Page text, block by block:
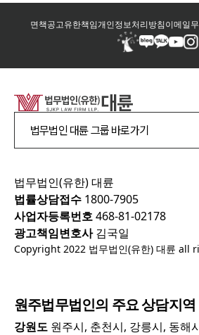
면책공고유한책임개인정보처리방침이메일
법무법인 대륜 그룹 바로가기
법무법인(유한) 대륜
법률상담접수 1800-7905
사업자등록번호468-81-02178
광고책임변호사김국일
Copyright 2022 법무법인(유한) 대륜 all
원주법무법인의 주요 상담지역
강원도 원주시, 춘천시, 강릉시, 동해